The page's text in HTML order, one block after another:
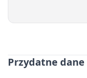
Przydatne